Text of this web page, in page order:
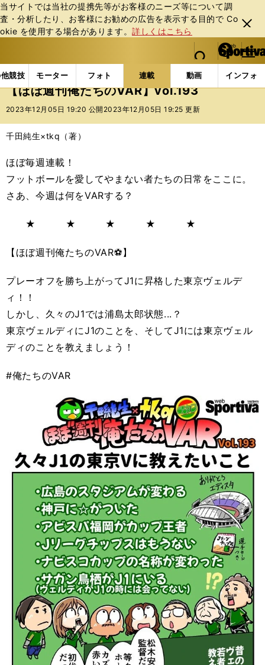
当サイトでは当社の提携先等がお客様のニーズ等について調
査・分析したり、お客様にお勧めの広告を表⽰する⽬的で Co
okie を使⽤する場合があります。詳しくはこちら
閉じ
る
web Sportiva (webスポルティーバ)
検索
マイペ
ー
ジ
メニュ
競技 モーター フォト 連載 動画 インフォ
b
ス
ポ
ル
ィ
バ
連載コラム スポマン！ 俺たちのVAR 【ほぼ週
【ほぼ週刊俺たちのVAR】vol.193
2023年12月05日 19:20 公開 2023年12月05日 19:25 更新
千田純生×tkq（著）
ほぼ毎週連載！
フットボールを愛してやまない者たちの日常をここに。
さあ、今週は何をVARする？
★ ★ ★ ★ ★
【ほぼ週刊俺たちのVAR⚽】
プレーオフを勝ち上がってJ1に昇格した東京ヴェルデ
ィ！！
しかし、久々のJ1では浦島太郎状態...？
東京ヴェルディにJ1のことを、そしてJ1には東京ヴェル
ディのことを教えましょう！
#俺たちのVAR